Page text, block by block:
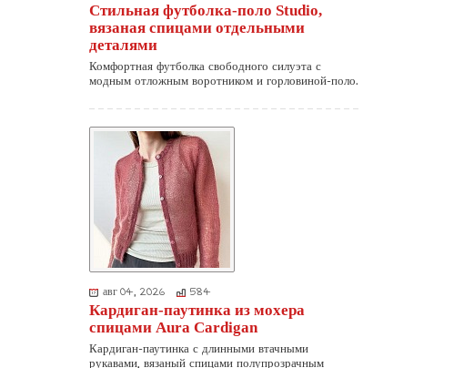
Стильная футболка-поло Studio,
вязаная спицами отдельными
деталями
Комфортная футболка свободного силуэта с
модным отложным воротником и горловиной-поло.
авг 04, 2026 584
Кардиган-паутинка из мохера
спицами Aura Cardigan
Кардиган-паутинка с длинными втачными
рукавами, вязаный спицами полупрозрачным